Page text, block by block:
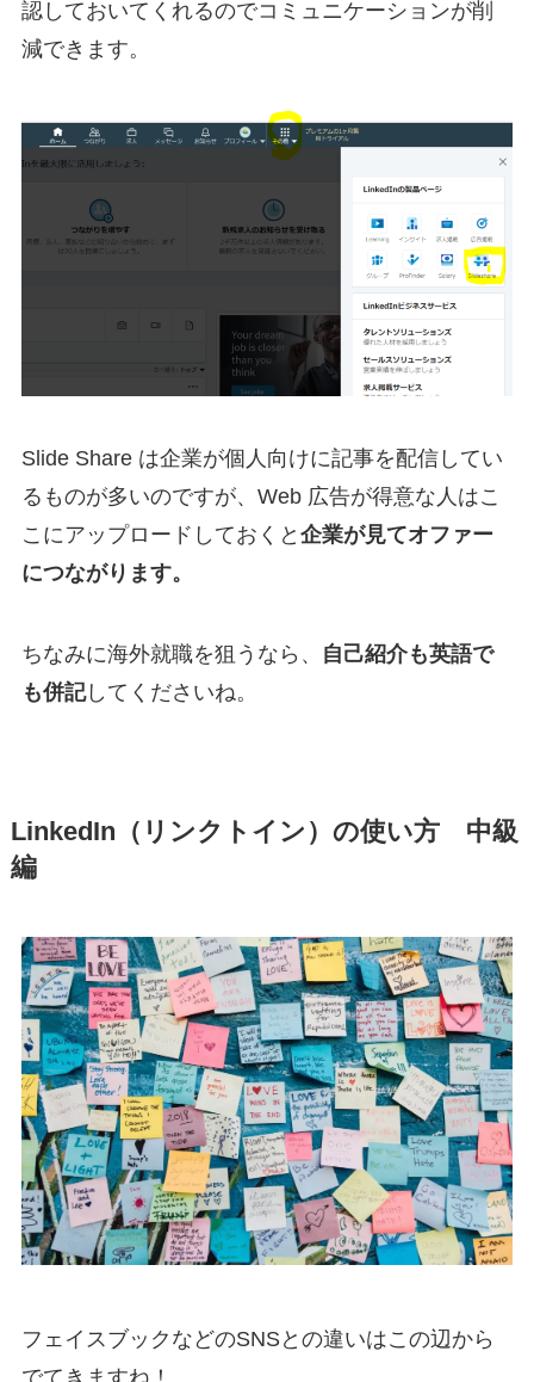
認しておいてくれるのでコミュニケーションが削
減できます。
Slide Share は企業が個人向けに記事を配信してい
るものが多いのですが、Web 広告が得意な人はこ
こにアップロードしておくと 企業が見てオファー
につながります。
ちなみに海外就職を狙うなら、
自己紹介も英語で
も併記してくださいね。
LinkedIn（リンクトイン）の使い方 中級
編
フェイスブックなどのSNSとの違いはこの辺から
でてきますね！